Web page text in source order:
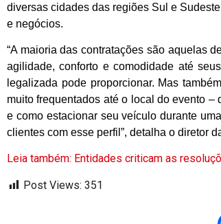
diversas cidades das regiões Sul e
e negócios.
“A maioria das contratações são aquelas
agilidade, conforto e comodidade até
legalizada pode proporcionar. Mas
muito frequentados até o local do evento
e como estacionar seu veículo durante
clientes com esse perfil”, detalha o diretor
Leia também: Entidades criticam as
Post Views: 351